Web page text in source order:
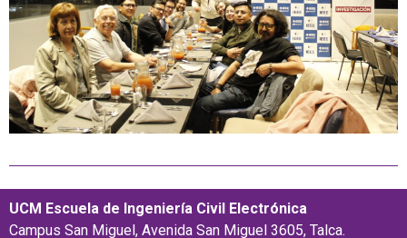
UCM Escuela de Ingeniería Civil Electrónica
Campus San Miguel, Avenida San Miguel 3605, Talca.